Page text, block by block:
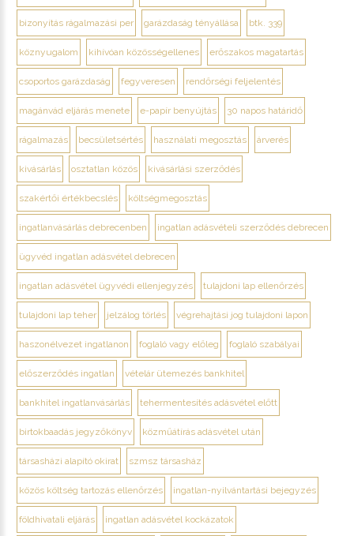
bizonyítás rágalmazási per garázdaság tényállása btk. 339
köznyugalom kihívóan közösségellenes erőszakos magatartás
csoportos garázdaság fegyveresen rendőrségi feljelentés
magánvád eljárás menete e-papír benyújtás 30 napos határidő
rágalmazás becsületsértés használati megosztás árverés
kivásárlás osztatlan közös kivásárlási szerződés
szakértői értékbecslés költségmegosztás
ingatlanvásárlás debrecenben ingatlan adásvételi szerződés debrecen
ügyvéd ingatlan adásvétel debrecen
ingatlan adásvétel ügyvédi ellenjegyzés tulajdoni lap ellenőrzés
tulajdoni lap teher jelzálog törlés végrehajtási jog tulajdoni lapon
haszonélvezet ingatlanon foglaló vagy előleg foglaló szabályai
előszerződés ingatlan vételár ütemezés bankhitel
bankhitel ingatlanvásárlás tehermentesítés adásvétel előtt
birtokbaadás jegyzőkönyv közműátírás adásvétel után
társasházi alapító okirat szmsz társasház
közös költség tartozás ellenőrzés ingatlan-nyilvántartási bejegyzés
földhivatali eljárás ingatlan adásvétel kockázatok